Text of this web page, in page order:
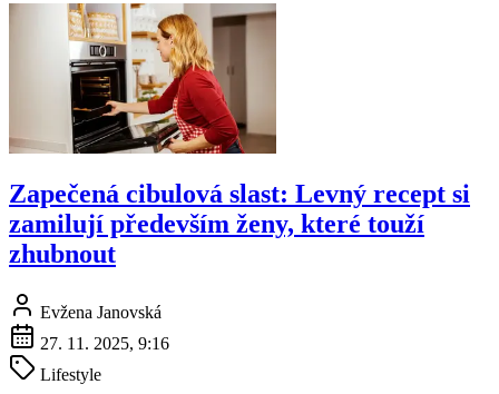
Zapečená cibulová slast: Levný recept si
zamilují především ženy, které touží
zhubnout
Evžena Janovská
27. 11. 2025, 9:16
Lifestyle